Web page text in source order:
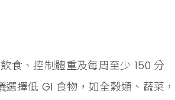
食、控制體重及每周至少 150 分
擇低 GI 食物，如全穀類、蔬菜，